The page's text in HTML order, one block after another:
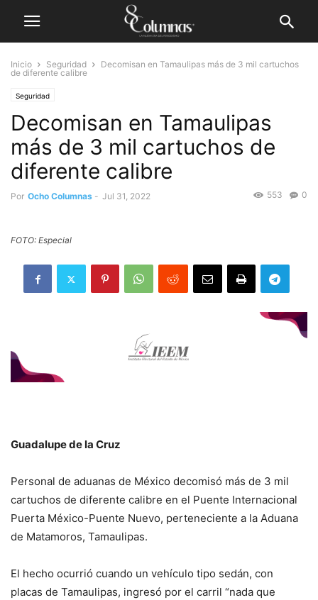
Inicio Seguridad
Decomisan en Tamaulipas más de 3 mil cartuchos
de diferente calibre
Seguridad
Decomisan en Tamaulipas
más de 3 mil cartuchos de
diferente calibre
Por Ocho Columnas - Jul 31, 2022 0
553
FOTO: Especial
Guadalupe de la Cruz
Personal de aduanas de México decomisó más de 3 mil
cartuchos de diferente calibre en el Puente Internacional
Puerta México-Puente Nuevo, perteneciente a la Aduana
de Matamoros, Tamaulipas.
El hecho ocurrió cuando un vehículo tipo sedán, con
placas de Tamaulipas, ingresó por el carril “nada que